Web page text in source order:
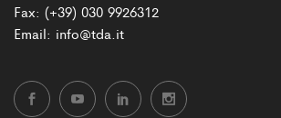
Fax: (+39) 030 9926312
Email: info@tda.it